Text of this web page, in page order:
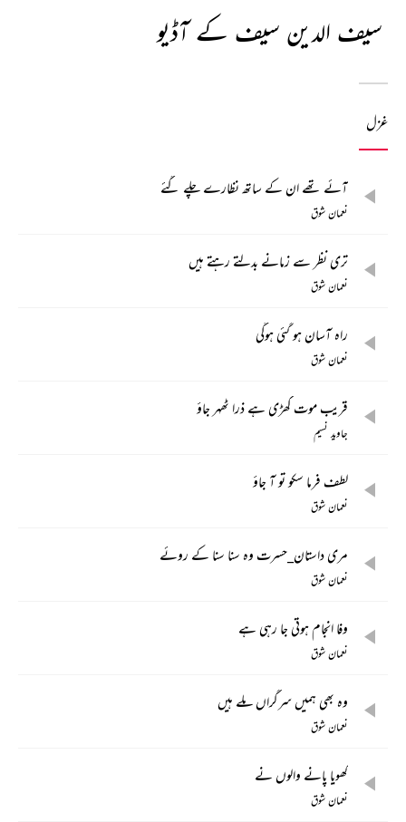
سیف الدین سیف کے آڈیو
غزل
آئے تھے ان کے ساتھ نظارے چلے گئے
نعمان شوق
تری نظر سے زمانے بدلتے رہتے ہیں
نعمان شوق
راہ آسان ہو گئی ہوگی
نعمان شوق
قریب موت کھڑی ہے ذرا ٹھہر جاؤ
جاوید نسیم
لطف فرما سکو تو آ جاؤ
نعمان شوق
مری داستان_حسرت وہ سنا سنا کے روئے
نعمان شوق
وفا انجام ہوتی جا رہی ہے
نعمان شوق
وہ بھی ہمیں سرگراں ملے ہیں
نعمان شوق
کھویا پانے والوں نے
نعمان شوق